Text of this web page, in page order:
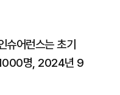
어런스는 초기
1000명, 2024년 9